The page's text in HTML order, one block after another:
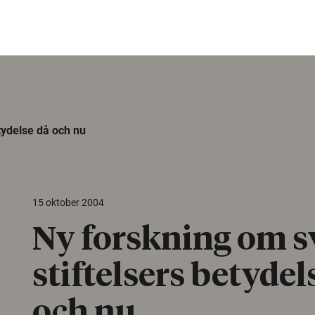
då och nu
15 oktober 2004
Ny forskning om
stiftelsers